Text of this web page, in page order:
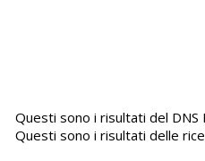
Questi sono i risultati del
Questi sono i risultati delle